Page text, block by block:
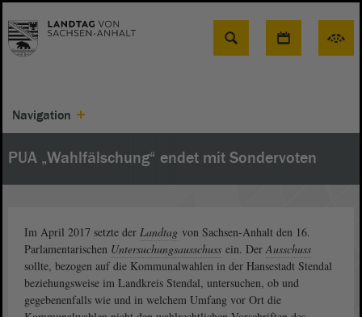
Suche
Navigation
PUA „Wahlfälschung“ endet mit Sondervoten
Im April 2017 setzte der Landtag von Sachsen-Anhalt den 16.
Parlamentarischen Untersuchungsausschuss ein. DerAusschuss
sollte, bezogen auf die Kommunalwahlen in der Hansestadt Stendal
beziehungsweise im Landkreis Stendal, untersuchen, ob und
gegebenenfalls wie und in welchem Umfang vor Ort die